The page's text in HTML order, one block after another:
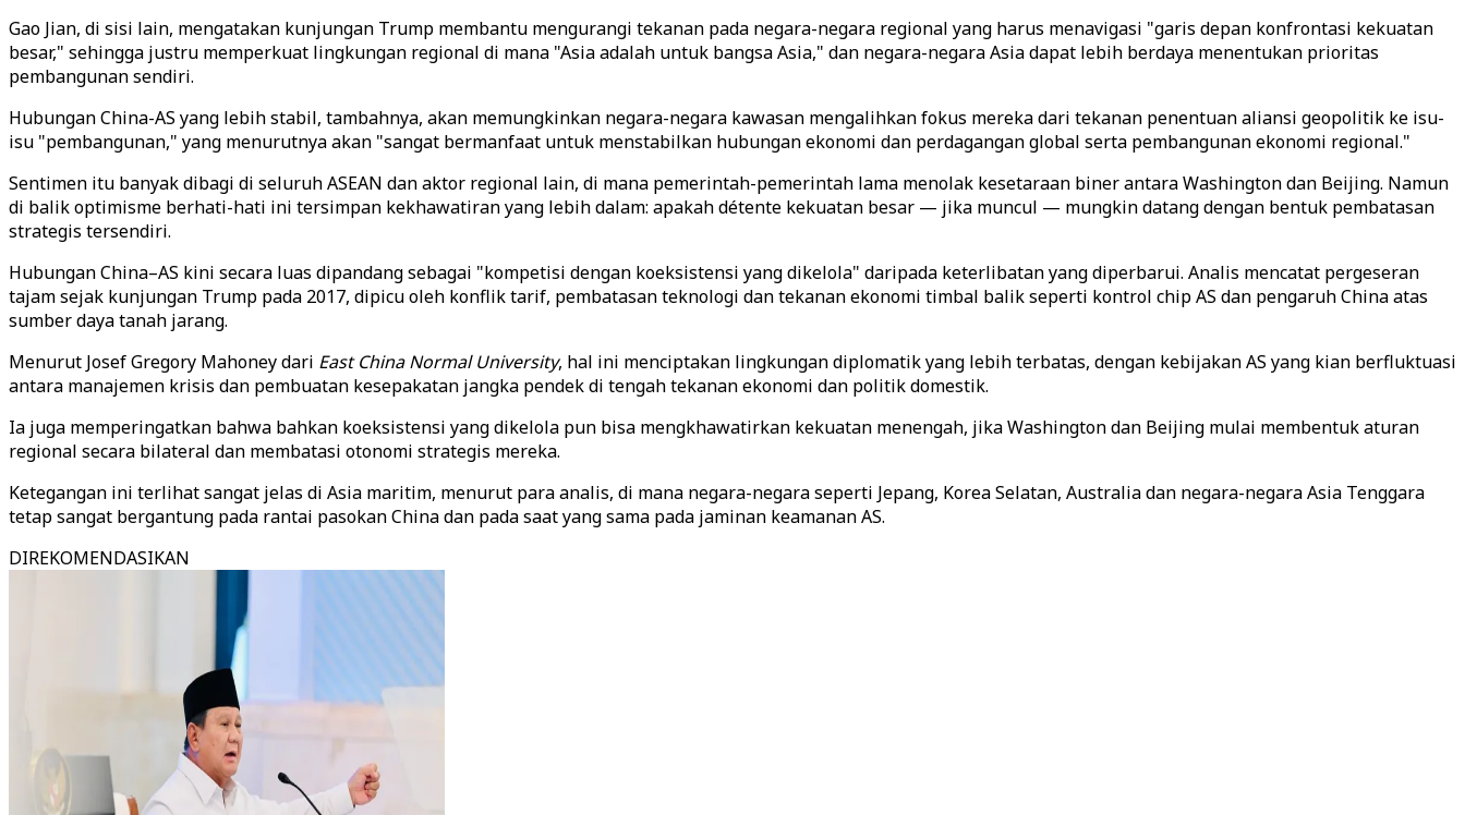
Gao Jian, di sisi lain, mengatakan kunjungan Trump membantu mengurangi tekanan pada negara-negara regional yang harus menavigasi "garis depan konfrontasi kekuatan
besar," sehingga justru memperkuat lingkungan regional di mana "Asia adalah untuk bangsa Asia," dan negara-negara Asia dapat lebih berdaya menentukan prioritas
pembangunan sendiri.
Hubungan China-AS yang lebih stabil, tambahnya, akan memungkinkan negara-negara kawasan mengalihkan fokus mereka dari tekanan penentuan aliansi geopolitik ke isu-
isu "pembangunan," yang menurutnya akan "sangat bermanfaat untuk menstabilkan hubungan ekonomi dan perdagangan global serta pembangunan ekonomi regional."
Sentimen itu banyak dibagi di seluruh ASEAN dan aktor regional lain, di mana pemerintah-pemerintah lama menolak kesetaraan biner antara Washington dan Beijing. Namun
di balik optimisme berhati-hati ini tersimpan kekhawatiran yang lebih dalam: apakah détente kekuatan besar — jika muncul — mungkin datang dengan bentuk pembatasan
strategis tersendiri.
Hubungan China–AS kini secara luas dipandang sebagai "kompetisi dengan koeksistensi yang dikelola" daripada keterlibatan yang diperbarui. Analis mencatat pergeseran
tajam sejak kunjungan Trump pada 2017, dipicu oleh konflik tarif, pembatasan teknologi dan tekanan ekonomi timbal balik seperti kontrol chip AS dan pengaruh China atas
sumber daya tanah jarang.
Menurut Josef Gregory Mahoney dari East China Normal University, hal ini menciptakan lingkungan diplomatik yang lebih terbatas, dengan kebijakan AS yang kian berfluktuasi
antara manajemen krisis dan pembuatan kesepakatan jangka pendek di tengah tekanan ekonomi dan politik domestik.
Ia juga memperingatkan bahwa bahkan koeksistensi yang dikelola pun bisa mengkhawatirkan kekuatan menengah, jika Washington dan Beijing mulai membentuk aturan
regional secara bilateral dan membatasi otonomi strategis mereka.
Ketegangan ini terlihat sangat jelas di Asia maritim, menurut para analis, di mana negara-negara seperti Jepang, Korea Selatan, Australia dan negara-negara Asia Tenggara
tetap sangat bergantung pada rantai pasokan China dan pada saat yang sama pada jaminan keamanan AS.
DIREKOMENDASIKAN